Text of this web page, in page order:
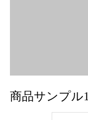
商品サンプル1